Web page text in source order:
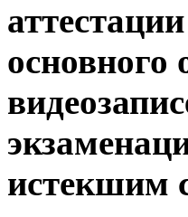
основного
истекшим